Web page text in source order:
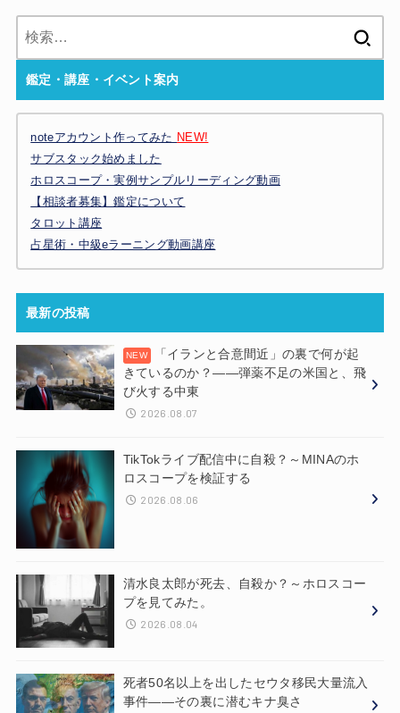
鑑定・講座・イベント案内
noteアカウント作ってみた NEW!
サブスタック始めました
ホロスコープ・実例サンプルリーディング動画
【相談者募集】鑑定について
タロット講座
占星術・中級eラーニング動画講座
最新の投稿
「イランと合意間近」の裏で何が起
きているのか？——弾薬不足の米国と、飛
び火する中東
2026.08.07
TikTokライブ配信中に自殺？～MINAのホ
ロスコープを検証する
2026.08.06
清水良太郎が死去、自殺か？～ホロスコー
プを見てみた。
2026.08.04
死者50名以上を出したセウタ移民大量流入
事件——その裏に潜むキナ臭さ